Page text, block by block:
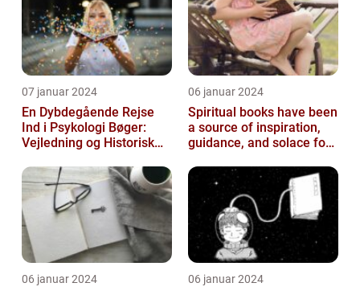
07 januar 2024
En Dybdegående Rejse
Ind i Psykologi Bøger:
Vejledning og Historisk
06 januar 2024
Spiritual books have been
a source of inspiration,
guidance, and solace for
h...
06 januar 2024 06 januar 2024